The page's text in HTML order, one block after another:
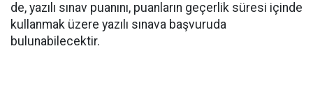
de, yazılı sınav puanını, puanların geçerlik süresi içinde
kullanmak üzere yazılı sınava başvuruda
bulunabilecektir.